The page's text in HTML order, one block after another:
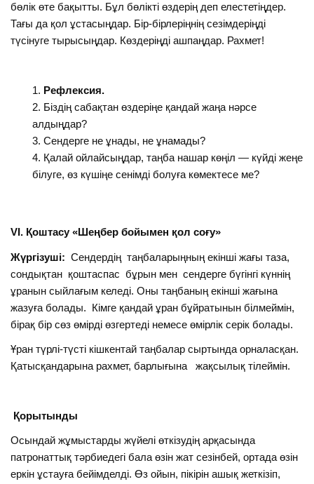
бөлік өте бақытты. Бұл бөлікті өздерің деп елестетіңдер.
Тағы да қол ұстасыңдар. Бір-бірлеріңнің сезімдеріңді
түсінуге тырысыңдар. Көздеріңді ашпаңдар. Рахмет!
Рефлексия.
Біздің сабақтан өздеріңе қандай жаңа нәрсе
алдыңдар?
Сендерге не ұнады, не ұнамады?
Қалай ойлайсыңдар, таңба нашар көңіл — күйді жеңе
білуге, өз күшіңе сенімді болуға көмектесе ме?
VІ. Қоштасу «Шеңбер бойымен қол соғу»
Жүргізуші:Сендердің таңбаларыңның екінші жағы таза,
сондықтан қоштаспас бұрын мен сендерге бүгінгі күннің
ұранын сыйлағым келеді. Оны таңбаның екінші жағына
жазуға болады. Кімге қандай ұран бұйратынын білмеймін,
бірақ бір сөз өмірді өзгертеді немесе өмірлік серік болады.
Ұран түрлі-түсті кішкентай таңбалар сыртында орналасқан.
Қатысқандарына рахмет, барлығына жақсылық тілеймін.
Қорытынды
Осындай жұмыстарды жүйелі өткізудің арқасында
патронаттық тәрбиедегі бала өзін жат сезінбей, ортада өзін
еркін ұстауға бейімделді. Өз ойын, пікірін ашық жеткізіп,